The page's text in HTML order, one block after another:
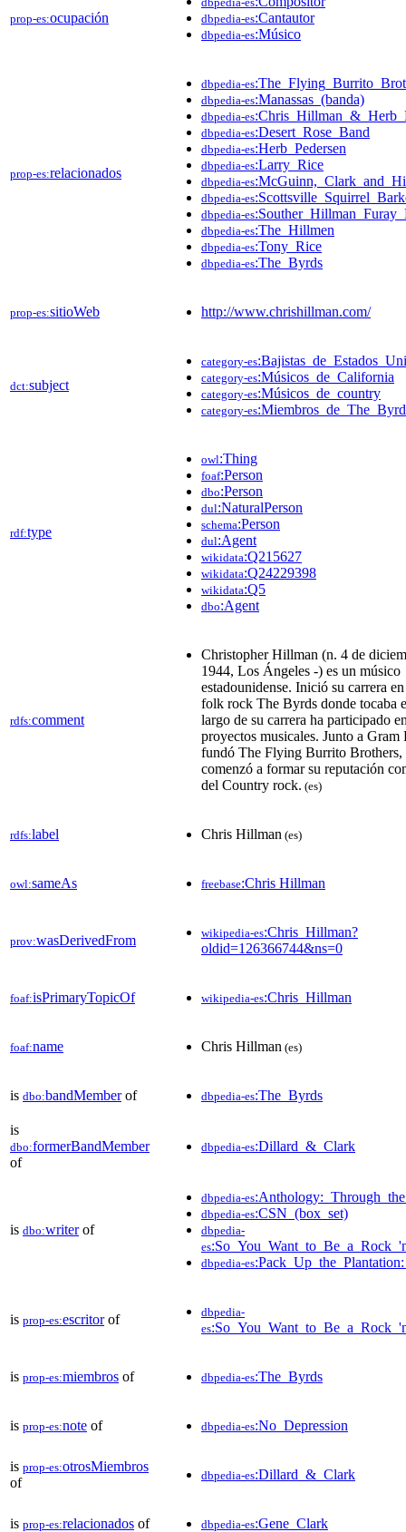
prop-es:ocupación dbpedia-es:Cantautor
dbpedia-es:Músico
prop-es:relacionados
dbpedia-es
dbpedia-es:Manassas_(banda)
dbpedia-es
dbpedia-es:Desert_Rose_Band
dbpedia-es:Herb_Pedersen
dbpedia-es:Larry_Rice
dbpedia-es
dbpedia-es
dbpedia-es
dbpedia-es:The_Hillmen
dbpedia-es:Tony_Rice
dbpedia-es:The_Byrds
prop-es:sitioWeb http://www.chrishillman.com/
dct:subject
category-es
category-es:Músicos_de_California
category-es:Músicos_de_country
category-es
rdf:type
owl:Thing
foaf:Person
dbo:Person
dul:NaturalPerson
schema:Person
dul:Agent
wikidata:Q215627
wikidata:Q24229398
wikidata:Q5
dbo:Agent
rdfs:comment
Christopher Hillman (n. 4 de
1944, Los Ángeles -) es un músico
estadounidense. Inició su carrera
folk rock The Byrds donde tocaba
largo de su carrera ha participado
proyectos musicales. Junto a Gram
fundó The Flying Burrito Brothers,
comenzó a formar su reputación
del Country rock. (es)
rdfs:label Chris Hillman (es)
owl:sameAs freebase:Chris Hillman
prov:wasDerivedFrom wikipedia-es:Chris_Hillman?
oldid=126366744&ns=0
foaf:isPrimaryTopicOf wikipedia-es:Chris_Hillman
foaf:name Chris Hillman (es)
is dbo:bandMemberof dbpedia-es:The_Byrds
is
dbo:formerBandMember
of
dbpedia-es:Dillard_&_Clark
is dbo:writerof
dbpedia-es
dbpedia-es:CSN_(box_set)
dbpedia-
es
dbpedia-es
is prop-es:escritorof
dbpedia-
es
is prop-es:miembros of dbpedia-es:The_Byrds
is prop-es:note of dbpedia-es:No_Depression
is prop-es:otrosMiembros
of
dbpedia-es:Dillard_&_Clark
is prop-es:relacionados of dbpedia-es:Gene_Clark